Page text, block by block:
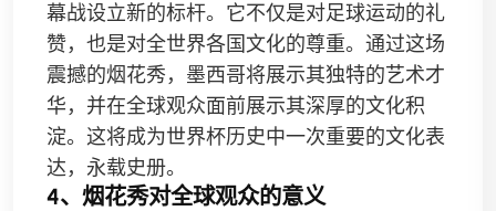
幕战设立新的标杆。它不仅是对足球运动的礼
赞，也是对全世界各国文化的尊重。通过这场
震撼的烟花秀，墨西哥将展示其独特的艺术才
华，并在全球观众面前展示其深厚的文化积
淀。这将成为世界杯历史中一次重要的文化表
达，永载史册。
4、烟花秀对全球观众的意义